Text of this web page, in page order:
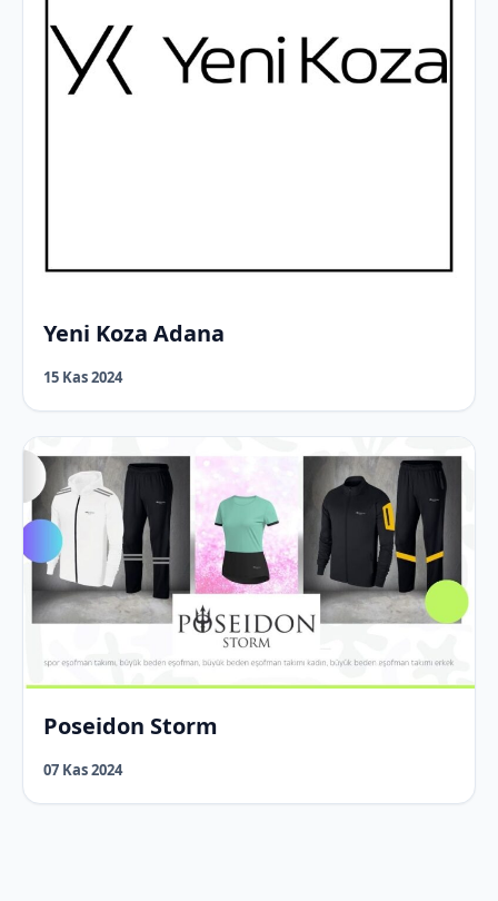
Yeni Koza Adana
15 Kas 2024
Poseidon Storm
07 Kas 2024